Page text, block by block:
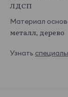
ЛДСП
Материал
металл, дерево
Узнать